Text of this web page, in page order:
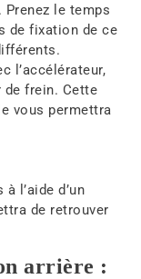
le temps
de fixation de ce
l’accélérateur,
de frein. Cette
vous permettra
l’aide d’un
de retrouver
arrière :